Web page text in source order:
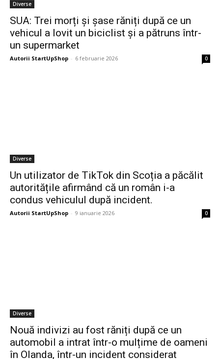
Diverse
SUA: Trei morți și șase răniți după ce un
vehicul a lovit un biciclist și a pătruns într-
un supermarket
Autorii StartUpShop - 6 februarie 2026 0
Diverse
Un utilizator de TikTok din Scoția a păcălit
autoritățile afirmând că un român i-a
condus vehiculul după incident.
Autorii StartUpShop - 9 ianuarie 2026 0
Diverse
Nouă indivizi au fost răniți după ce un
automobil a intrat într-o mulțime de oameni
în Olanda, într-un incident considerat